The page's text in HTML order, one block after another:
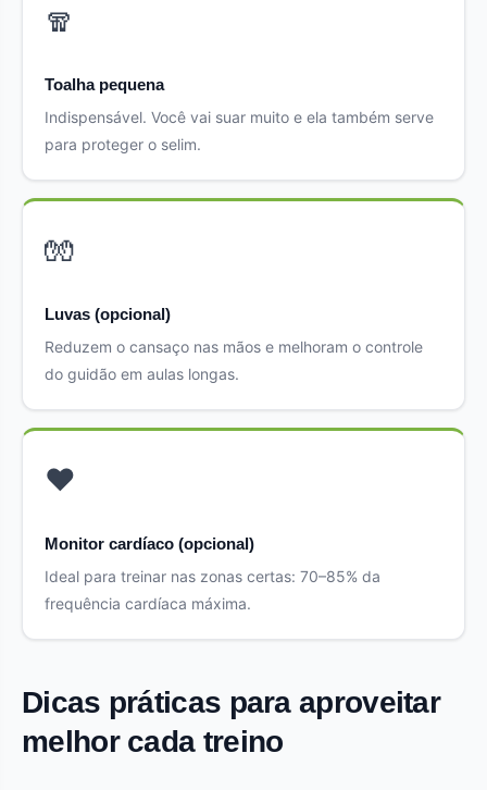
🧣
Toalha pequena
Indispensável. Você vai suar muito e ela também serve
para proteger o selim.
🧤
Luvas (opcional)
Reduzem o cansaço nas mãos e melhoram o controle
do guidão em aulas longas.
❤️
Monitor cardíaco (opcional)
Ideal para treinar nas zonas certas: 70–85% da
frequência cardíaca máxima.
Dicas práticas para aproveitar
melhor cada treino